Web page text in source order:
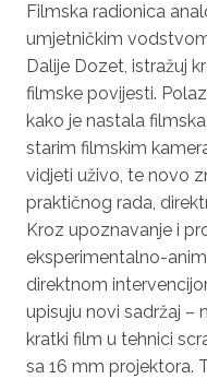
Filmska radionica
umjetničkim
Dalije Dozet, istražuj
filmske povijesti.
kako je nastala
starim filmskim
vidjeti uživo, te novo
praktičnog rada,
Kroz upoznavanje i
eksperimentalno-
direktnom
upisuju novi sadržaj –
kratki film u tehnici
sa 16 mm projektora.